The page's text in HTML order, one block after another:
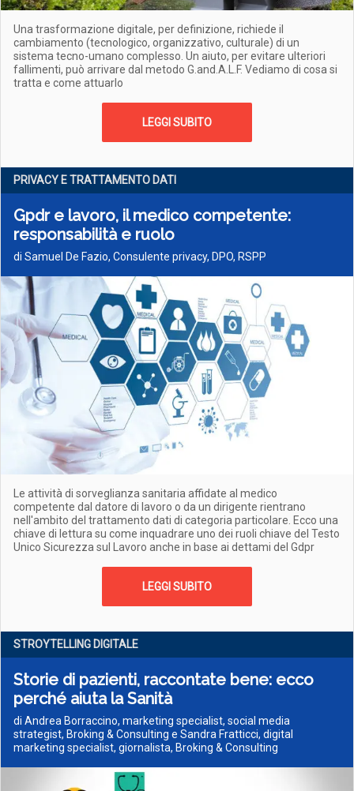
Una trasformazione digitale, per definizione, richiede il
cambiamento (tecnologico, organizzativo, culturale) di un
sistema tecno-umano complesso. Un aiuto, per evitare ulteriori
fallimenti, può arrivare dal metodo G.and.A.L.F. Vediamo di cosa si
tratta e come attuarlo
LEGGI SUBITO
PRIVACY E TRATTAMENTO DATI
Gpdr e lavoro, il medico competente:
responsabilità e ruolo
di Samuel De Fazio, Consulente privacy, DPO, RSPP
Le attività di sorveglianza sanitaria affidate al medico
competente dal datore di lavoro o da un dirigente rientrano
nell'ambito del trattamento dati di categoria particolare. Ecco una
chiave di lettura su come inquadrare uno dei ruoli chiave del Testo
Unico Sicurezza sul Lavoro anche in base ai dettami del Gdpr
LEGGI SUBITO
STROYTELLING DIGITALE
Storie di pazienti, raccontate bene: ecco
perché aiuta la Sanità
di Andrea Borraccino, marketing specialist, social media
strategist, Broking & Consulting e Sandra Fratticci, digital
marketing specialist, giornalista, Broking & Consulting